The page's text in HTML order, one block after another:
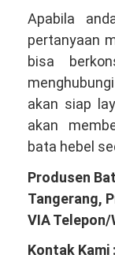
Apabila
pertanyaan
bisa
akan siap
akan
bata hebel
Produsen
Tangerang,
VIA Telepon/
Kontak Kami :